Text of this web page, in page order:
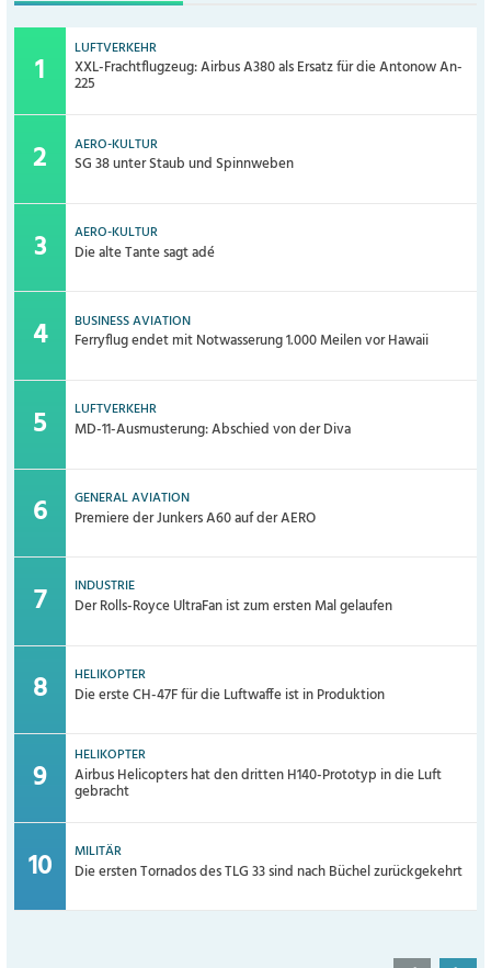
LUFTVERKEHR
XXL-Frachtflugzeug: Airbus A380 als Ersatz für die Antonow An-
225
AERO-KULTUR
SG 38 unter Staub und Spinnweben
AERO-KULTUR
Die alte Tante sagt adé
BUSINESS AVIATION
Ferryflug endet mit Notwasserung 1.000 Meilen vor Hawaii
LUFTVERKEHR
MD-11-Ausmusterung: Abschied von der Diva
GENERAL AVIATION
Premiere der Junkers A60 auf der AERO
INDUSTRIE
Der Rolls-Royce UltraFan ist zum ersten Mal gelaufen
HELIKOPTER
Die erste CH-47F für die Luftwaffe ist in Produktion
HELIKOPTER
Airbus Helicopters hat den dritten H140-Prototyp in die Luft
gebracht
MILITÄR
Die ersten Tornados des TLG 33 sind nach Büchel zurückgekehrt